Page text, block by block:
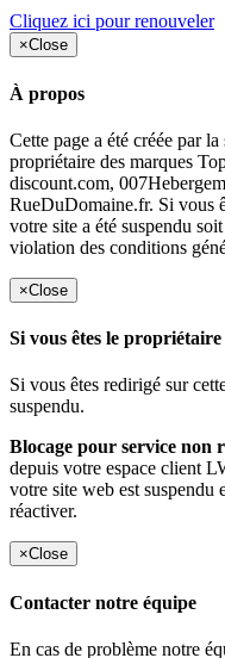
Cliquez ici pour renouveler
×Close
À propos
Cette page a été créée par
propriétaire des marques
discount.com,
RueDuDomaine.fr. Si vous
votre site a été suspendu
violation des conditions
×Close
Si vous êtes le
Si vous êtes redirigé sur
suspendu.
Blocage pour service non
depuis votre espace client
votre site web est
réactiver.
×Close
Contacter notre équipe
En cas de problème notre